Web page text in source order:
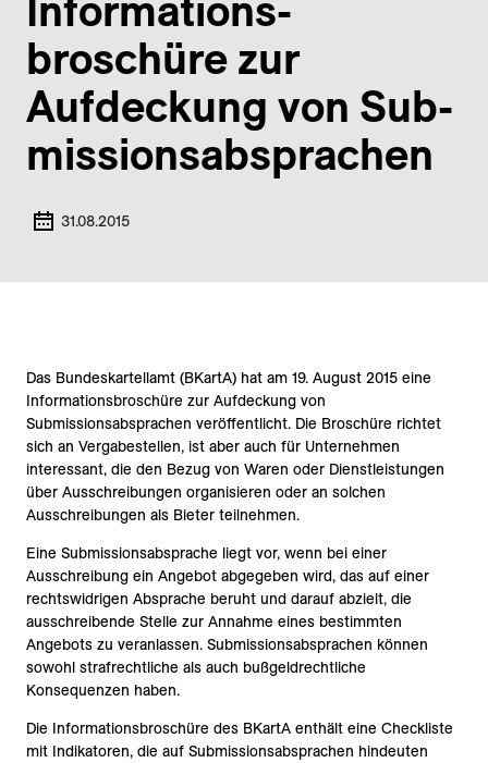
broschüre zur
Aufdeckung von Sub­
missions­absprachen
31.08.2015
Das Bundeskartellamt (BKartA) hat am 19. August 2015 eine
Informationsbroschüre zur Aufdeckung von
Submissionsabsprachen veröffentlicht. Die Broschüre richtet
sich an Vergabestellen, ist aber auch für Unternehmen
interessant, die den Bezug von Waren oder Dienstleistungen
über Ausschreibungen organisieren oder an solchen
Ausschreibungen als Bieter teilnehmen.
Eine Submissionsabsprache liegt vor, wenn bei einer
Ausschreibung ein Angebot abgegeben wird, das auf einer
rechtswidrigen Absprache beruht und darauf abzielt, die
ausschreibende Stelle zur Annahme eines bestimmten
Angebots zu veranlassen. Submissionsabsprachen können
sowohl strafrechtliche als auch bußgeldrechtliche
Konsequenzen haben.
Die Informationsbroschüre des BKartA enthält eine Checkliste
mit Indikatoren, die auf Submissionsabsprachen hindeuten